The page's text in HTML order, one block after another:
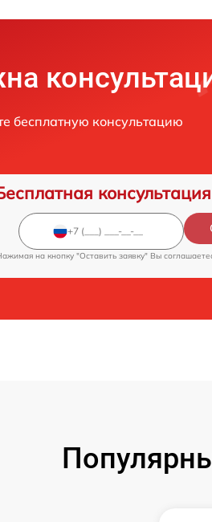
бесплатную консультацию
на кнопку "Оставить заявку" Вы